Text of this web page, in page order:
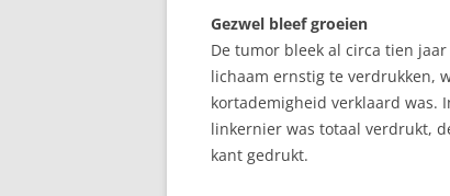
Gezwel bleef groeien
De tumor bleek al circa tien
lichaam ernstig te verdrukken,
kortademigheid verklaard was.
linkernier was totaal verdrukt,
kant gedrukt.